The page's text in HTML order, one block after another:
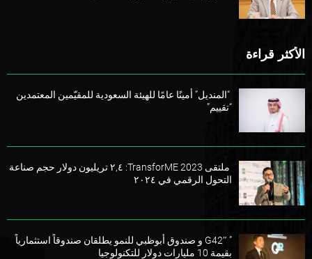
الأكثر قراءة
“المنديل” أمينًا عامًا للهيئة السعودية للمقيّمين المعتمدين
“تقييم”
ملتقى TransforME 2023: ٢,٤ تريليون دولار حجم صناعة
التحول الرقمي في ٢٠٢٤
” G42″ و صندوق أبوظبي للنمو يطلقان صندوقاً استثمارياً
بقيمة 10 مليارات دولار للتكنولوجيا